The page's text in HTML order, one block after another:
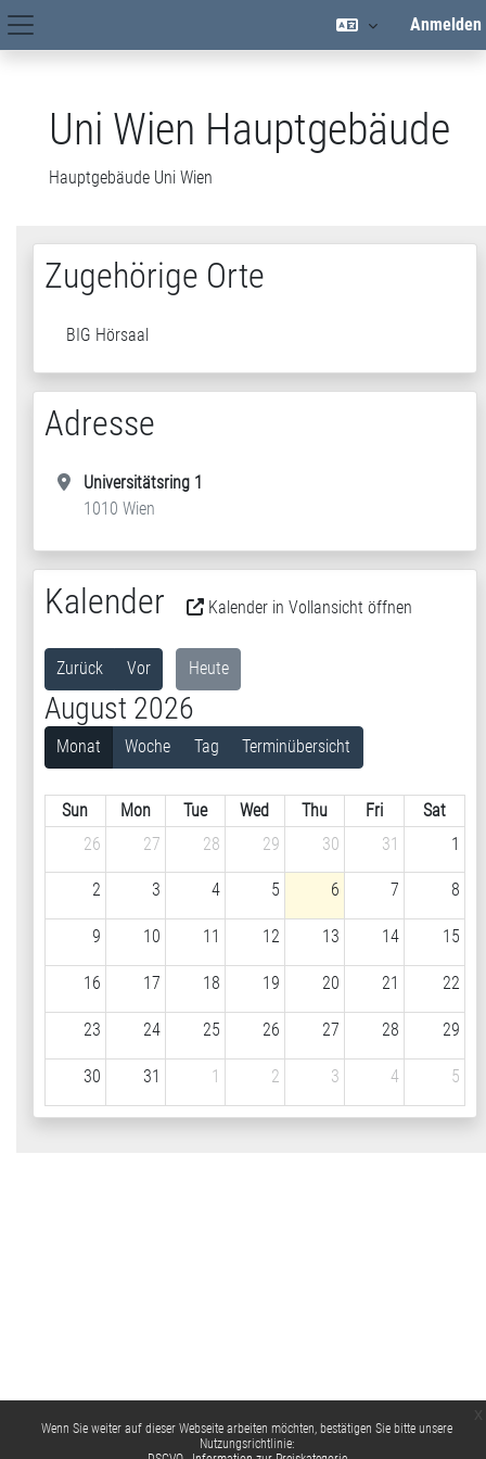
Zum Hauptinhalt
Wenn Sie weiter auf dieser Webseite arbeiten möchten, bestätigen Sie bitte unsere
Nutzungsrichtlinie:
Hauptnavigation
Anmelden
Uni Wien Hauptgebäude
Hauptgebäude Uni Wien
Zugehörige Orte
BIG Hörsaal
Kalender Kalender in Vollansicht öffnen
Zurück Vor Heute
August 2026
Monat Woche Tag Terminübersicht
Sun Mon Tue Wed Thu Fri
Sat
26
27 28 29 30 31 1
2 3 4 5 6 7 8
9 10 11 12 13 14 15
16 17 18 19 20 21 22
23 24 25 26 27 28 29
30 31 1 2 3 4 5
Adresse
Universitätsring 1
1010 Wien